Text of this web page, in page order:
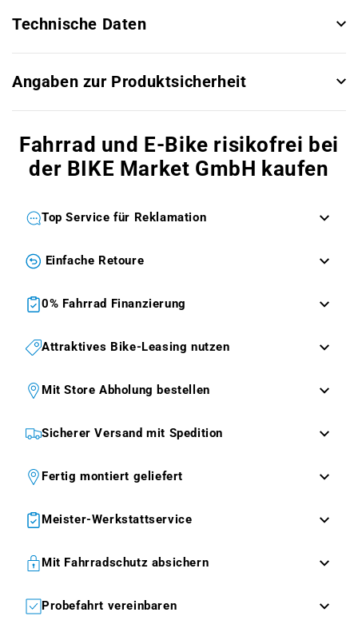
Technische Daten
Angaben zur Produktsicherheit
Fahrrad und E-Bike risikofrei bei
der BIKE Market GmbH kaufen
Top Service für Reklamation
Einfache Retoure
0% Fahrrad Finanzierung
Attraktives Bike-Leasing nutzen
Mit Store Abholung bestellen
Sicherer Versand mit Spedition
Fertig montiert geliefert
Meister-Werkstattservice
Mit Fahrradschutz absichern
Probefahrt vereinbaren